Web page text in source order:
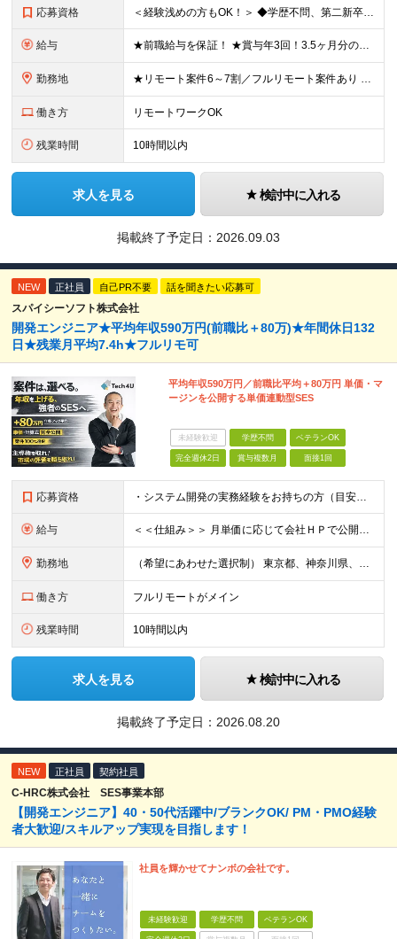
応募資格 ＜経験浅めの方もOK！＞ ◆学歴不問、第二新卒OK ◆何らかのシステム開発経験（実務経験1年以上） ※Java、C#、PHPなどいわゆるオープン・Web系を想定しています ～こんな方を歓迎します！～
給与 ★前職給与を保証！ ★賞与年3回！3.5ヶ月分の支給実績あり ◆月給25万円～45万円＋賞与年3回＋各種手当 ※経験・年齢・能力を考慮して決定いたします。 ※試用期間3ヶ月（期間中は諸手当の支給は
勤務地 ★リモート案件6～7割／フルリモート案件あり ★希望を考慮して決定します 東京都、神奈川県、千葉県、埼玉県内の各プロジェクト先となります。 ＜本社＞埼玉県桶川市泉1丁目3番31号 ＜神田オフィス＞
働き方 リモートワークOK
残業時間 10時間以内
求人を見る 検討中に入れる
掲載終了予定日： 2026.09.03
NEW 正社員 自己PR不要 話を聞きたい応募可
スパイシーソフト株式会社
開発エンジニア★平均年収590万円(前職比＋80万)★年間休日132
日★残業月平均7.4h★フルリモ可
平均年収590万円／前職比平均＋80万円 単価・マ
ージンを公開する単価連動型SES
未経験歓迎 学歴不問 ベテランOK
完全週休2日 賞与複数月 面接1回
応募資格 ・システム開発の実務経験をお持ちの方（目安：1年以上は全員面接確定） ・学歴不問 ※言語・工程は問いません。 ■ こんな方を歓迎します ・顧客から評価されるエンジニアになりたい ・単価を上げるこ
給与 ＜＜仕組み＞＞ 月単価に応じて会社ＨＰで公開しているテーブルにもとづき毎月決定されます！ https://www.tech4u.dev/payroll ＜＜実績＞＞ 平均年収実績：590万円 ＜＜
勤務地 （希望にあわせた選択制） 東京都、神奈川県、埼玉県、千葉県、大阪府、兵庫県、京都府、愛知県、福岡県の各プロジェクト先 ・フル／ハイブリッドリモート案件あり ・転勤なし ・U・Iターンも歓迎＆支援可能
働き方 フルリモートがメイン
残業時間 10時間以内
求人を見る 検討中に入れる
掲載終了予定日： 2026.08.20
NEW 正社員 契約社員
C-HRC株式会社 SES事業本部
【開発エンジニア】40・50代活躍中/ブランクOK/ PM・PMO経験
者大歓迎/スキルアップ実現を目指します！
社員を輝かせてナンボの会社です。
未経験歓迎 学歴不問 ベテランOK